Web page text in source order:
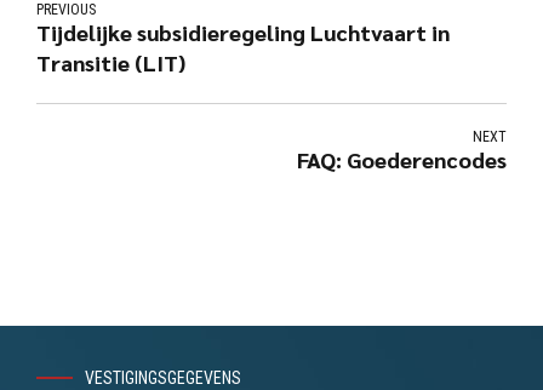
PREVIOUS
Tijdelijke subsidieregeling Luchtvaart in
Transitie (LIT)
NEXT
FAQ: Goederencodes
VESTIGINGSGEGEVENS